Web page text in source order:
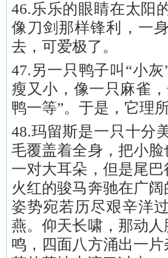
46.乐乐的眼睛在太阳
像刀剑那样锋利，一
去，可爱极了。
47.另一只鸭子叫“小
瘦又小，像一只麻雀
鸭一等”。于是，它理
48.玛留斯是一只十分
毛覆盖着全身，把小
一对大耳朵，但是尾
火红的骏马奔驰在广
姿势宛若历尽艰辛洋
燕。仰天长啸，那动
鸣，四面八方涌出一